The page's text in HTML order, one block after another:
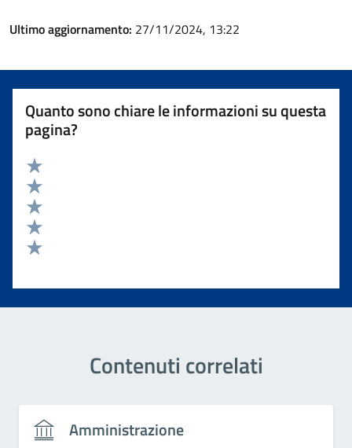
Ultimo aggiornamento: 27/11/2024, 13:22
Quanto sono chiare le informazioni su questa
pagina?
Valuta 5 stelle su 5
Valuta 4 stelle su 5
Valuta 3 stelle su 5
Valuta 2 stelle su 5
Contenuti correlati
Amministrazione